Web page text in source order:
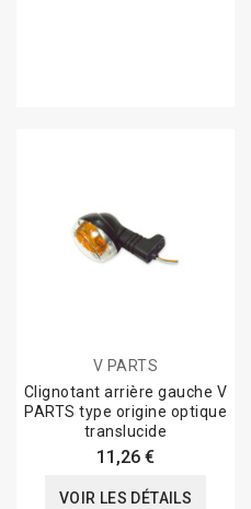
V PARTS
Clignotant arrière gauche V
PARTS type origine optique
translucide
11,26 €
VOIR LES DÉTAILS